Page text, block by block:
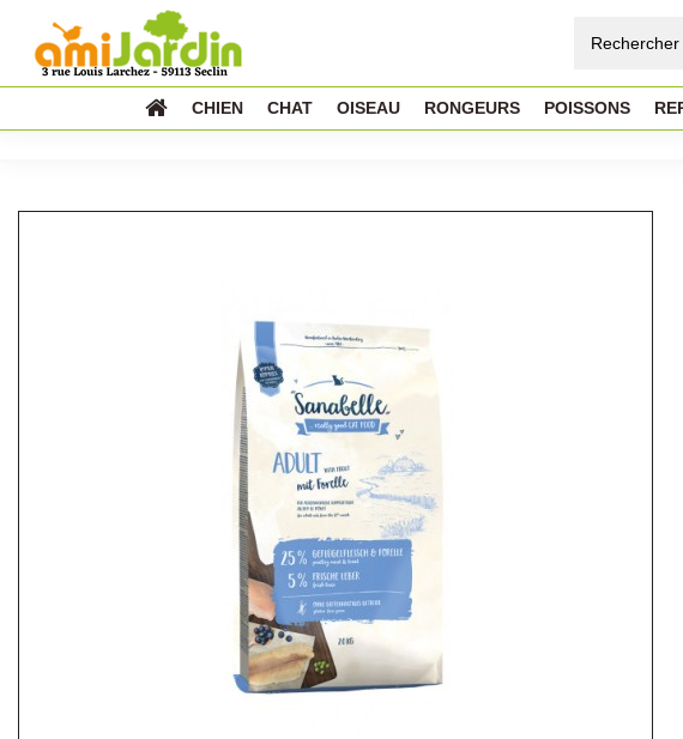
CHIEN CHAT OISEAU RONGEURS POISSONS